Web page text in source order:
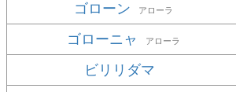
ゴローン
アローラ
ゴローニャ
アローラ
ビリリダマ